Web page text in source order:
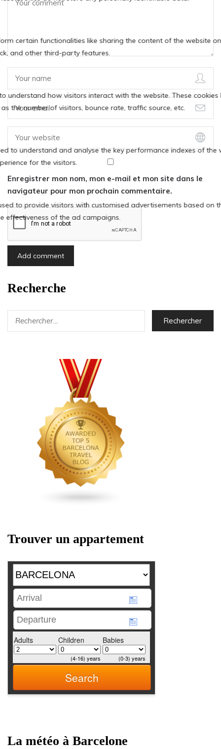
Enregistrer mon nom, mon e-mail et mon site dans le
navigateur pour mon prochain commentaire.
Recherche
Trouver un appartement
La météo à Barcelone